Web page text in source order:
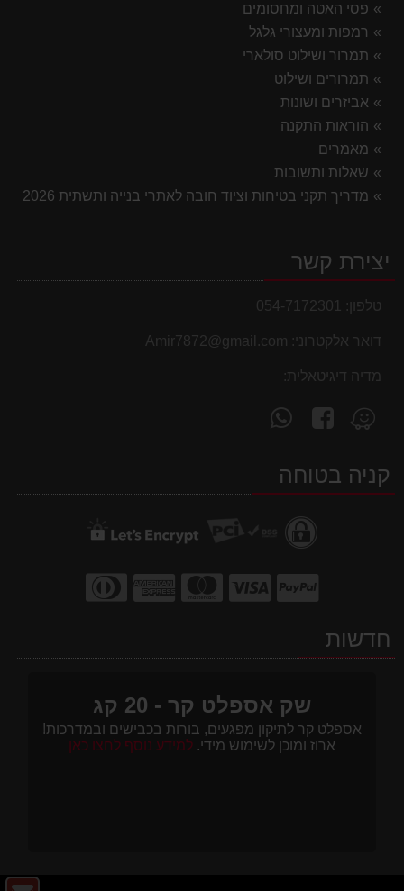
פסי האטה ומחסומים
רמפות ומעצורי גלגל
תמרור ושילוט סולארי
תמרורים ושילוט
אביזרים ושונות
הוראות התקנה
מאמרים
שאלות ותשובות
מדריך תקני בטיחות וציוד חובה לאתרי בנייה ותשתית 2026
יצירת קשר
טלפון: 054-7172301
דואר אלקטרוני: Amir7872@gmail.com
מדיה דיגיטאלית:
מצא
אותנו
Waze
עקוב
אחרינו
facebookקניה בטוחה
חדשות
שק אספלט קר - 20 קג
אספלט קר לתיקון מפגעים, בורות בכבישים ובמדרכות!
ארוז ומוכן לשימוש מידי. למידע נוסף לחצו כאן